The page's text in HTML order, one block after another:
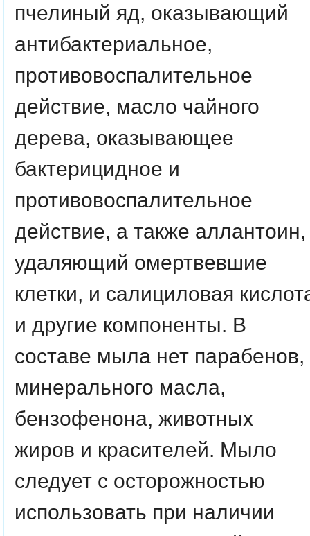
пчелиный яд, оказывающий
антибактериальное,
противовоспалительное
действие, масло чайного
дерева, оказывающее
бактерицидное и
противовоспалительное
действие, а также аллантоин,
удаляющий омертвевшие
клетки, и салициловая
и другие компоненты. В
составе мыла нет парабенов,
минерального масла,
бензофенона, животных
жиров и красителей. Мыло
следует с осторожностью
использовать при наличии